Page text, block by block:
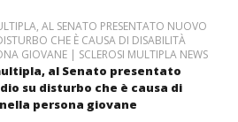
AL SENATO PRESENTATO NUOVO
CHE È CAUSA DI DISABILITÀ
GIOVANE | SCLEROSI MULTIPLA NEWS
al Senato presentato
su disturbo che è causa di
persona giovane